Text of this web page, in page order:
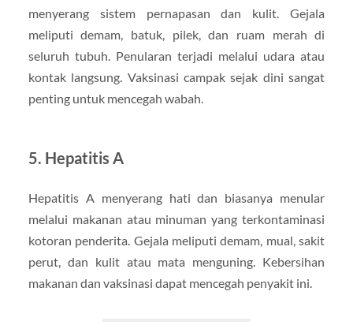
menyerang sistem pernapasan dan kulit. Gejala
meliputi demam, batuk, pilek, dan ruam merah di
seluruh tubuh. Penularan terjadi melalui udara atau
kontak langsung. Vaksinasi campak sejak dini sangat
penting untuk mencegah wabah.
5. Hepatitis A
Hepatitis A menyerang hati dan biasanya menular
melalui makanan atau minuman yang terkontaminasi
kotoran penderita. Gejala meliputi demam, mual, sakit
perut, dan kulit atau mata menguning. Kebersihan
makanan dan vaksinasi dapat mencegah penyakit ini.